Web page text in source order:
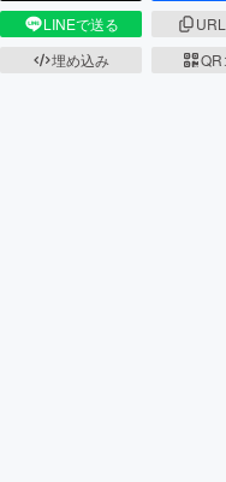
LINEで送る
埋め込み
QR